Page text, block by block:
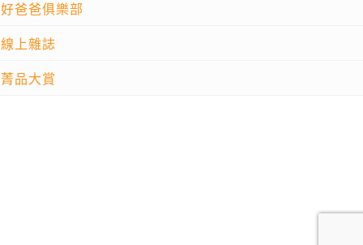
好爸爸俱樂部
線上雜誌
菁品大賞